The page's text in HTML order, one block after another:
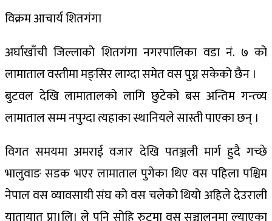
विक्रम आचार्य शितगंगा
अर्घाखाँची जिल्लाको शितगंगा नगरपालिका वडा नं. ७ को
लामाताल वस्तीमा मङ्सिर लाग्दा समेत वस पुग्न सकेको छैन ।
बुटवल देखि लामातालको लागि छुटेको बस अन्तिम गन्त्व्य
लामाताल सम्म नपुग्दा त्यहाका स्थानियले सास्ती पाएका छन् ।
विगत समयमा अमराई वजार देखि पतञ्जली मार्ग हुदै गच्छे
भालुवाङ सडक भएर लामाताल पुगेका थिए वस पहिला पश्चिम
नेपाल वस व्यावसायी संघ को वस चलेको थियो अहिले देउराली